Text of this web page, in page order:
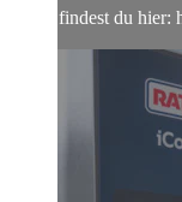
findest du hier: